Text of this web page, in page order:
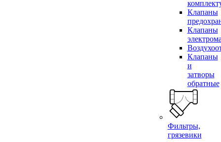
Клапаны
Клапаны
Клапаны
и
затворы
обратные
Фильтры,
грязевики